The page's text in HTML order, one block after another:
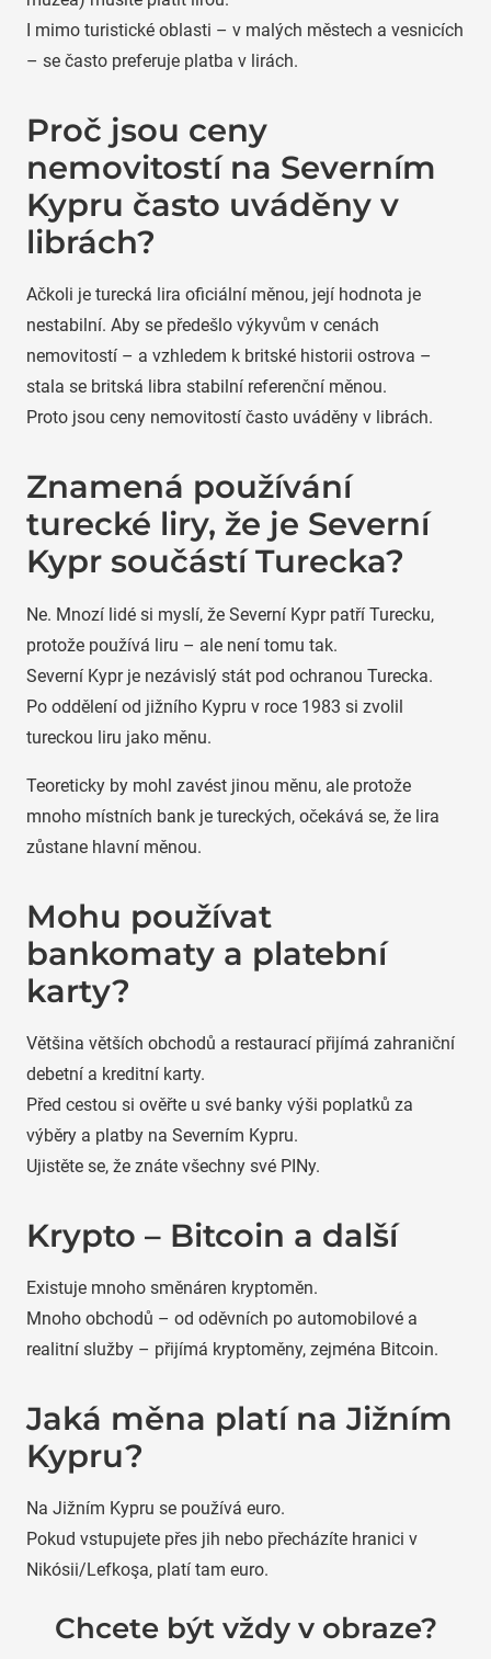
I mimo turistické oblasti – v malých městech a vesnicích
– se často preferuje platba v lirách.
Proč jsou ceny
nemovitostí na Severním
Kypru často uváděny v
librách?
Ačkoli je turecká lira oficiální měnou, její hodnota je
nestabilní. Aby se předešlo výkyvům v cenách
nemovitostí – a vzhledem k britské historii ostrova –
stala se britská libra stabilní referenční měnou.
Proto jsou ceny nemovitostí často uváděny v librách.
Znamená používání
turecké liry, že je Severní
Kypr součástí Turecka?
Ne. Mnozí lidé si myslí, že Severní Kypr patří Turecku,
protože používá liru – ale není tomu tak.
Severní Kypr je nezávislý stát pod ochranou Turecka.
Po oddělení od jižního Kypru v roce 1983 si zvolil
tureckou liru jako měnu.
Teoreticky by mohl zavést jinou měnu, ale protože
mnoho místních bank je tureckých, očekává se, že lira
zůstane hlavní měnou.
Mohu používat
bankomaty a platební
karty?
Většina větších obchodů a restaurací přijímá zahraniční
debetní a kreditní karty.
Před cestou si ověřte u své banky výši poplatků za
výběry a platby na Severním Kypru.
Ujistěte se, že znáte všechny své PINy.
Krypto – Bitcoin a další
Existuje mnoho směnáren kryptoměn.
Mnoho obchodů – od oděvních po automobilové a
realitní služby – přijímá kryptoměny, zejména Bitcoin.
Jaká měna platí na Jižním
Kypru?
Na Jižním Kypru se používá euro.
Pokud vstupujete přes jih nebo přecházíte hranici v
Nikósii/Lefkoşa, platí tam euro.
Chcete být vždy v obraze?